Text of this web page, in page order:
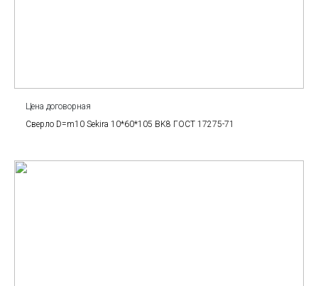
Цена договорная
Сверло D=m10 Sekira 10*60*105 BK8 ГОСТ 17275-71